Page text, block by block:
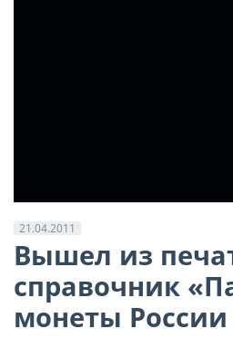
21.04.2011
Вышел из
справочник
монеты России